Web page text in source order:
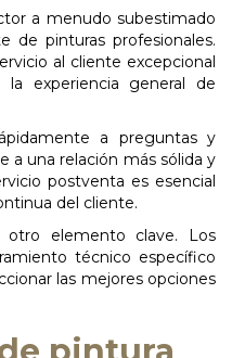
a menudo subestimado
de pinturas profesionales.
al cliente excepcional
experiencia general de
a preguntas y
a una relación más sólida y
postventa es esencial
del cliente.
otro elemento clave. Los
técnico específico
las mejores opciones